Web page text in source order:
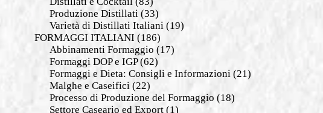
Produzione Distillati (33)
Varietà di Distillati Italiani (19)
FORMAGGI ITALIANI (186)
Abbinamenti Formaggio (17)
Formaggi DOP e IGP(62)
Formaggi e Dieta: Consigli e Informazioni (21)
Malghe e Caseifici (22)
Processo di Produzione del Formaggio (18)
Settore Caseario ed Export(1)